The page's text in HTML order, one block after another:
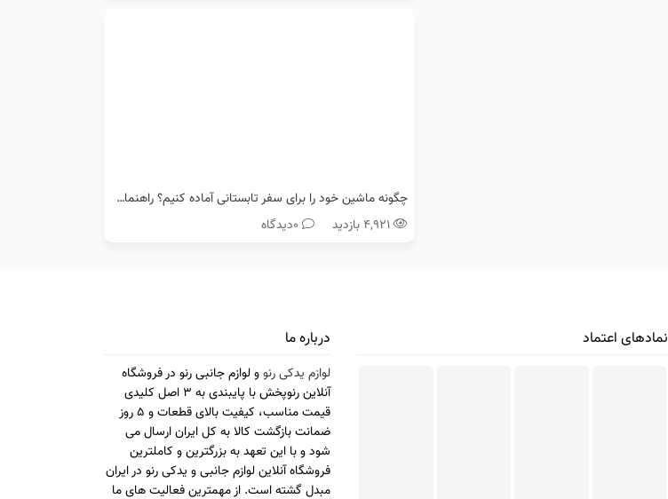
چگونه ماشین خود را برای سفر تابستانی آماده کنیم؟ راهنمای کامل رانندگان رنو
۴,۹۲۱ بازدید
0دیدگاه
نمادهای اعتماد درباره ما
لوازم یدکی رنوو لوازم جانبی رنو در فروشگاه
آنلاین رنوپخش با پایبندی به 3 اصل کلیدی
قیمت مناسب، کیفیت بالای قطعات و 5 روز
ضمانت بازگشت کالا به کل ایران ارسال می
شود و با این تعهد به بزرگترین و کاملترین
فروشگاه آنلاین لوازم جانبی و یدکی رنو در ایران
مبدل گشته است. از مهمترین فعالیت های ما